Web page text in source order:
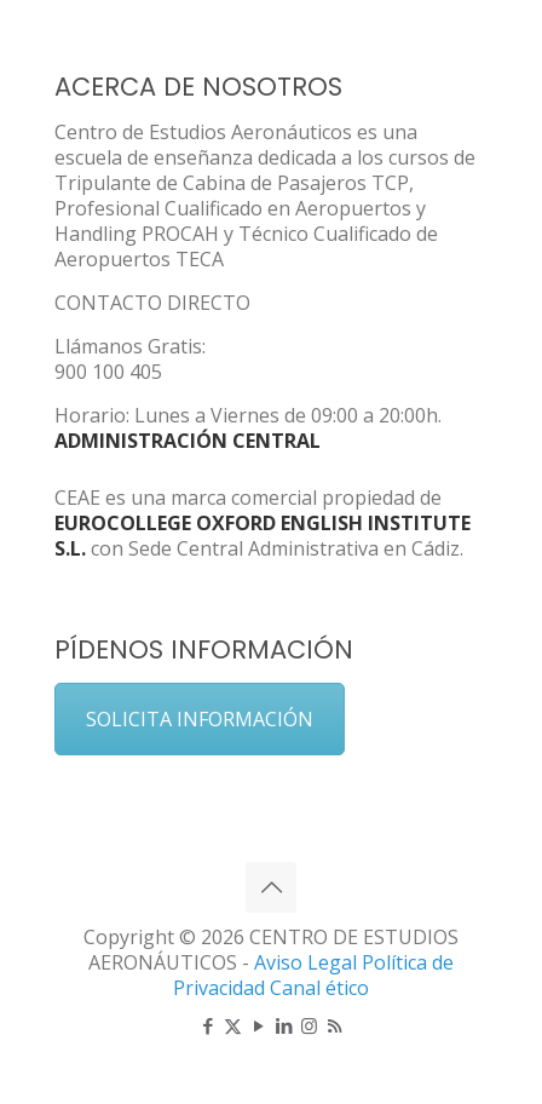
ACERCA DE NOSOTROS
Centro de Estudios Aeronáuticos es una
escuela de enseñanza dedicada a los cursos de
Tripulante de Cabina de Pasajeros TCP,
Profesional Cualificado en Aeropuertos y
Handling PROCAH y Técnico Cualificado de
Aeropuertos TECA
CONTACTO DIRECTO
Llámanos Gratis:
900 100 405
Horario: Lunes a Viernes de 09:00 a 20:00h.
ADMINISTRACIÓN CENTRAL
CEAE es una marca comercial propiedad de
EUROCOLLEGE OXFORD ENGLISH INSTITUTE
S.L.con Sede Central Administrativa en Cádiz.
PÍDENOS INFORMACIÓN
SOLICITA INFORMACIÓN
Copyright © 2026 CENTRO DE ESTUDIOS
AERONÁUTICOS - Aviso Legal Política de
Privacidad Canal ético